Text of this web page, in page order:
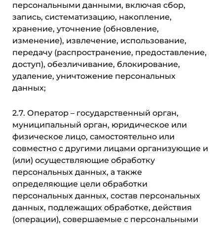
персональными данными, включая сбор,
запись, систематизацию, накопление,
хранение, уточнение (обновление,
изменение), извлечение, использование,
передачу (распространение, предоставление,
доступ), обезличивание, блокирование,
удаление, уничтожение персональных
данных;
2.7. Оператор – государственный орган,
муниципальный орган, юридическое или
физическое лицо, самостоятельно или
совместно с другими лицами организующие и
(или) осуществляющие обработку
персональных данных, а также
определяющие цели обработки
персональных данных, состав персональных
данных, подлежащих обработке, действия
(операции), совершаемые с персональными